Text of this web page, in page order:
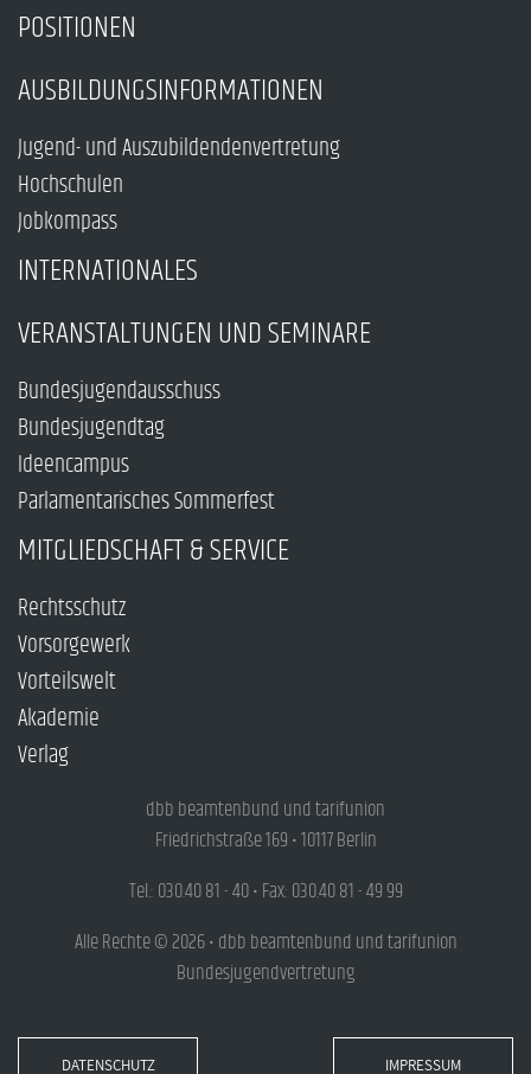
POSITIONEN
AUSBILDUNGSINFORMATIONEN
Jugend- und Auszubildendenvertretung
Hochschulen
Jobkompass
INTERNATIONALES
VERANSTALTUNGEN UND SEMINARE
Bundesjugendausschuss
Bundesjugendtag
Ideencampus
Parlamentarisches Sommerfest
MITGLIEDSCHAFT & SERVICE
Rechtsschutz
Vorsorgewerk
Vorteilswelt
Akademie
Verlag
dbb beamtenbund und tarifunion
Friedrichstraße 169 • 10117 Berlin
Tel.: 030.40 81 - 40 • Fax: 030.40 81 - 49 99
Alle Rechte © 2026 • dbb beamtenbund und tarifunion
Bundesjugendvertretung
DATENSCHUTZ IMPRESSUM